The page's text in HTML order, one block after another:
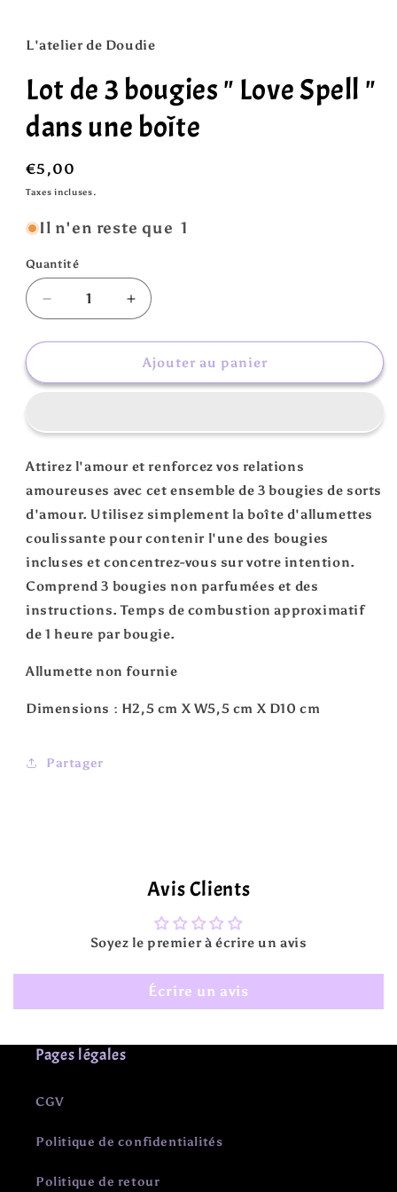
L'atelier de Doudie
Lot de 3 bougies " Love Spell "
dans une boîte
Prix
habituel
€5,00
Taxes incluses.
Il n'en reste que 1
Quantité
Réduire
la
quantité
Lot
bougies
Love
Spell
&quot;
dans
une
boîte
Augmenter
la
quantité
de
Lot
bougies
Love
Spell
&quot;
une
boîte
Ajouter au panier
Attirez l'amour et renforcez vos relations
amoureuses avec cet ensemble de 3 bougies de sorts
d'amour. Utilisez simplement la boîte d'allumettes
coulissante pour contenir l'une des bougies
incluses et concentrez-vous sur votre intention.
Comprend 3 bougies non parfumées et des
instructions. Temps de combustion approximatif
de 1 heure par bougie.
Allumette non fournie
Dimensions : H2,5 cm X W5,5 cm X D10 cm
Partager
Avis Clients
Soyez le premier à écrire un avis
Écrire un avis
Pages légales
CGV
Politique de confidentialités
Politique de retour